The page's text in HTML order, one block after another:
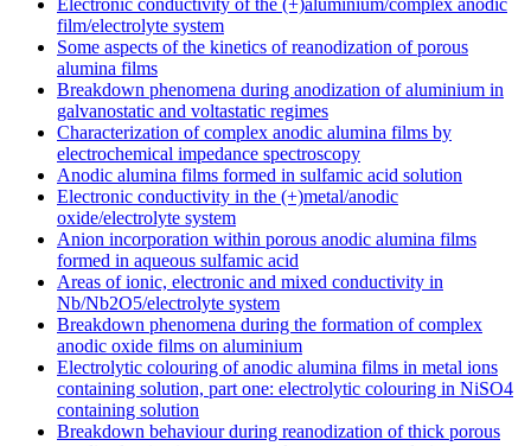
Electronic conductivity of the (+)aluminium/complex anodic
film/electrolyte system
Some aspects of the kinetics of reanodization of porous
alumina films
Breakdown phenomena during anodization of aluminium in
galvanostatic and voltastatic regimes
Characterization of complex anodic alumina films by
electrochemical impedance spectroscopy
Anodic alumina films formed in sulfamic acid solution
Electronic conductivity in the (+)metal/anodic
oxide/electrolyte system
Anion incorporation within porous anodic alumina films
formed in aqueous sulfamic acid
Areas of ionic, electronic and mixed conductivity in
Nb/Nb2O5/electrolyte system
Breakdown phenomena during the formation of complex
anodic oxide films on aluminium
Electrolytic colouring of anodic alumina films in metal ions
containing solution, part one: electrolytic colouring in NiSO4
containing solution
Breakdown behaviour during reanodization of thick porous